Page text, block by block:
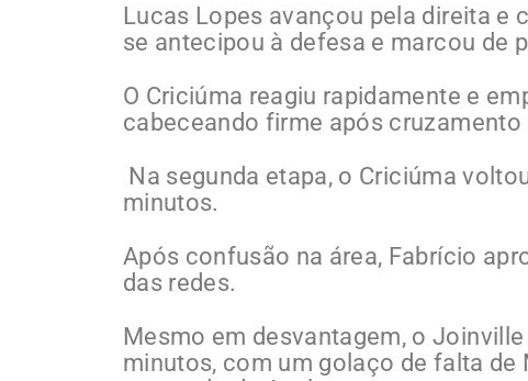
Lucas Lopes avançou pela direita e
se antecipou à defesa e marcou de
O Criciúma reagiu rapidamente e
cabeceando firme após cruzamento
Na segunda etapa, o Criciúma
minutos.
Após confusão na área, Fabrício
das redes.
Mesmo em desvantagem, o
minutos, com um golaço de falta